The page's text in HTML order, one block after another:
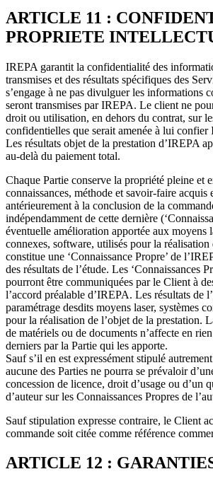
ARTICLE 11 :
PROPRIETE
IREPA garantit la confidentialité des
transmises et des résultats spécifiques des
s’engage à ne pas divulguer les informations
seront transmises par IREPA. Le client ne
droit ou utilisation, en dehors du contrat, sur
confidentielles que serait amenée à lui confier
Les résultats objet de la prestation d’IREPA
au-delà du paiement total.
Chaque Partie conserve la propriété pleine et
connaissances, méthode et savoir-faire acquis
antérieurement à la conclusion de la
indépendamment de cette dernière
éventuelle amélioration apportée aux moyens
connexes, software, utilisés pour la réalisation
constitue une ‘Connaissance Propre’ de
des résultats de l’étude. Les ‘Connaissances
pourront être communiquées par le Client à
l’accord préalable d’IREPA. Les résultats de
paramétrage desdits moyens laser, systèmes
pour la réalisation de l’objet de la prestation.
de matériels ou de documents n’affecte en
derniers par la Partie qui les apporte.
Sauf s’il en est expressément stipulé
aucune des Parties ne pourra se prévaloir
concession de licence, droit d’usage ou d’un
d’auteur sur les Connaissances Propres de
Sauf stipulation expresse contraire, le Client
commande soit citée comme référence
ARTICLE 12 :